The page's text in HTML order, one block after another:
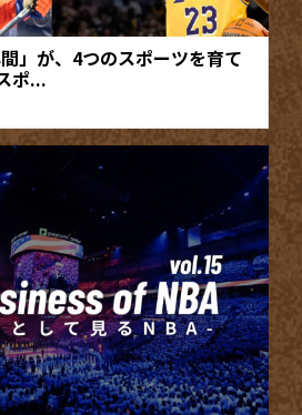
間」が、4つのスポーツを育て
ポ...